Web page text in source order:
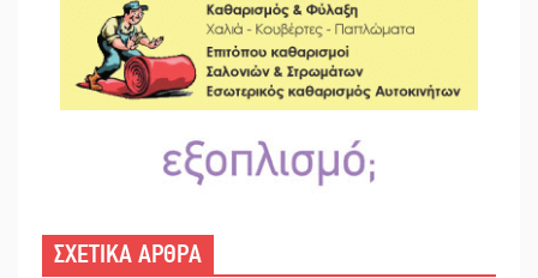
ΣΧΕΤΙΚΑ ΑΡΘΡΑ